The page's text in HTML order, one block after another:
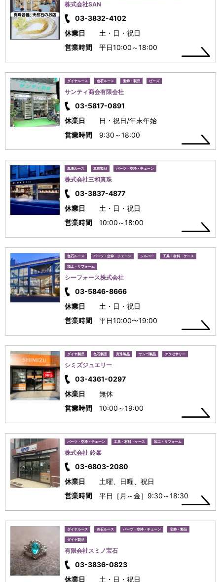
株式会社SAN
03-3832-4102
休業日
土・日・祝日
営業時間
平日10:00～18:00
ダイヤルース 色石ルース 宝飾・製品 ビーズ
サンティ商会有限会社
03-5817-0891
休業日
日・祝日/年末年始
営業時間
9:30～18:00
真珠ルース 真珠製品 パーツ・空枠・チェーン
株式会社三和真珠
03-3837-4877
休業日
土・日・祝日
営業時間
10:00～18:00
色石ルース パーツ・空枠・チェーン シルバー 工具・材料・ケース
加工・リフォーム
シーフォース株式会社
03-5846-8666
休業日
土・日・祝日
営業時間
平日10:00〜19:00
ダイヤ製品 色石製品 真珠製品 サンゴ製品 アクセサリー
シミズジュエリー
03-4361-0297
休業日
無休
営業時間
10:00～19:00
パーツ・空枠・チェーン 工具・材料・ケース 加工・リフォーム
株式会社 鈴峯
03-6803-2080
休業日
土曜、日曜、祝日
営業時間
平日［月～金］9:30～18:30
ダイヤルース 色石ルース パーツ・空枠・チェーン 宝飾・製品
ダイヤ製品
有限会社スミノ宝石
03-3836-0823
休業日
土・日・祝日